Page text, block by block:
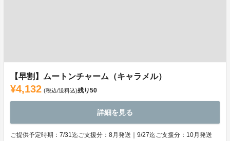
【早割】ムートンチャーム（キャラメル）
¥4,132 (税込/送料込)残り50
詳細を見る
ご提供予定時期：7/31迄ご支援分：8月発送｜9/27迄ご支援分：10月発送